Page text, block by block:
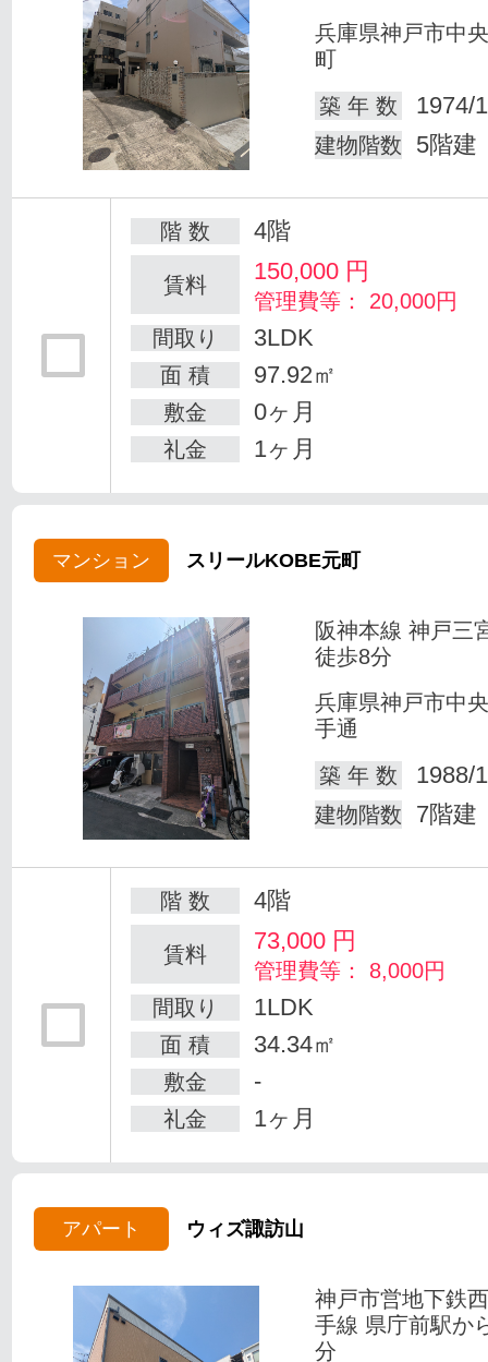
兵庫県神戸市中
町
築 年 数
1974/
建物階数 5階建
階 数 4階
賃料 150,000 円
管理費等： 20,000円
間取り
3LDK
面 積 97.92㎡
敷金 0ヶ月
礼金 1ヶ月
マンション スリールKOBE元町
阪神本線 神戸三
徒歩8分
兵庫県神戸市中
手通
築 年 数
1988/
建物階数 7階建
階 数 4階
賃料 73,000 円
管理費等： 8,000円
間取り
1LDK
面 積 34.34㎡
敷金 -
礼金 1ヶ月
アパート ウィズ諏訪山
神戸市営地下鉄
手線 県庁前駅か
分